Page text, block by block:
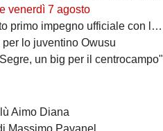
venerdì 7 agosto
ufficiale con la Coppa Italia"
lo juventino Owusu
un big per il centrocampo"
Aimo Diana